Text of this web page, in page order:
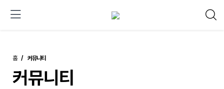
홈 커뮤니티
커뮤니티